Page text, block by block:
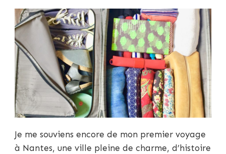
Je me souviens encore de mon premier voyage
à Nantes, une ville pleine de charme, d’histoire